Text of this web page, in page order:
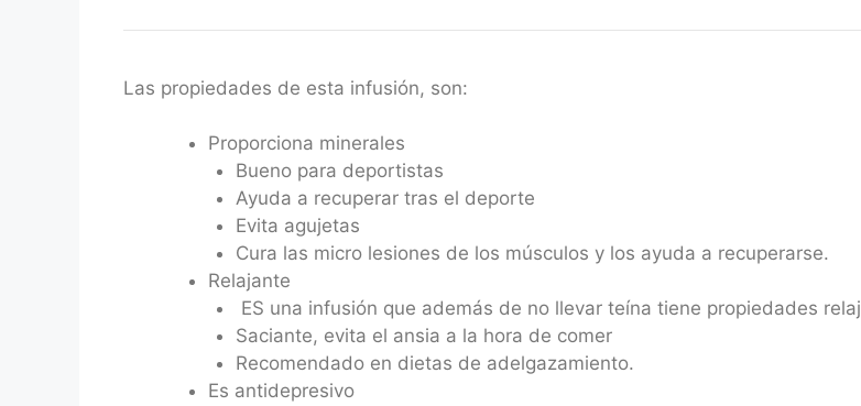
Las propiedades de esta infusión, son:
Proporciona minerales
Bueno para deportistas
Ayuda a recuperar tras el deporte
Evita agujetas
Cura las micro lesiones de los músculos y los ayuda a recuperarse.
Relajante
ES una infusión que además de no llevar teína tiene propiedades
Saciante, evita el ansia a la hora de comer
Recomendado en dietas de adelgazamiento.
Es antidepresivo